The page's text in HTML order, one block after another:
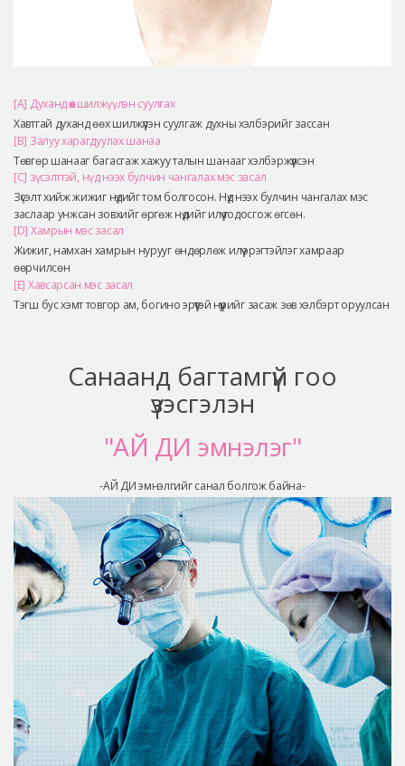
[A] Духанд өөх шилжүүлэн суулгах
Хавтгай духанд өөх шилжүүлэн суулгаж духны хэлбэрийг зассан
[B] Залуу харагдуулах шанаа
Төвгөр шанааг багасгаж хажуу талын шанааг хэлбэржүүлсэн
[C] зүсэлттэй, нүд нээх булчин чангалах мэс засал
Зүсэлт хийж жижиг нүдийг том болгосон. Нүд нээх булчин чангалах мэс
заслаар унжсан зовхийг өргөж нүдийг илүү тодосгож өгсөн.
[D] Хамрын мэс засал
Жижиг, намхан хамрын нурууг өндөрлөж илүү эрэгтэйлэг хамраар
өөрчилсөн
[E] Хавсарсан мэс засал
Тэгш бус хэмт товгор ам, богино эрүүтэй нүүрийг засаж зөв хэлбэрт оруулсан
Санаанд багтамгүй гоо
үзэсгэлэн
"АЙ ДИ эмнэлэг"
-АЙ ДИ эмнэлгийг санал болгож байна-